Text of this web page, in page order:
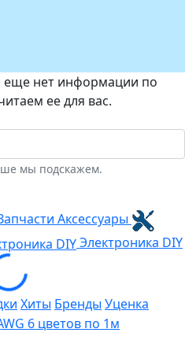
еще нет информации по
ее для вас.
мы подскажем.
Аксессуары
Электроника DIY
Loading...Хиты Бренды Уценка